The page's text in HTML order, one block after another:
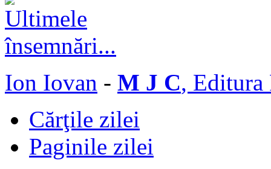
Ion Iovan - M J C, Editura
Cărţile zilei
Paginile zilei